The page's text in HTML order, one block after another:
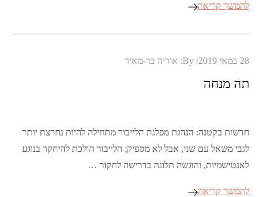
להמשך קריאה
Posted
28 במאי 2019 By: אוריה בר-מאיר
תה מנחה
חדשות בקטנה: הנהגת מפלגת הלייבור מתחילה להיות נחרצת יותר
לגבי משאל עם שני, אבל לא מספיק; הלייבור הולכת להיחקר בנוגע
לאנטישמיות, והוגשה תלונה בדרישה לחקור …
להמשך קריאה